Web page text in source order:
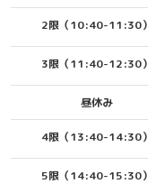
2限（10:40-11:30）
3限（11:40-12:30）
昼休み
4限（13:40-14:30）
5限（14:40-15:30）